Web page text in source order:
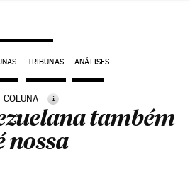
TRIBUNAS ANÁLISES
COLUNA i
também
nossa